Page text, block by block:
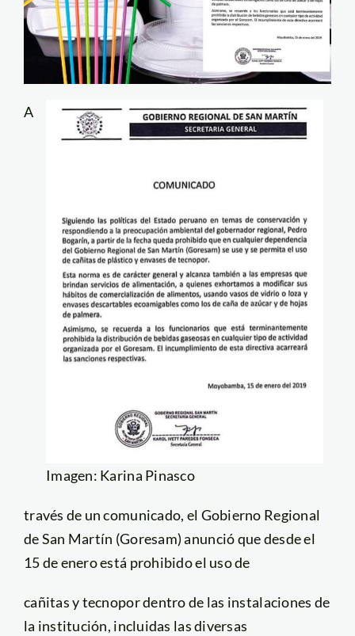
Imagen: Karina Pinasco
A
través de un comunicado, el Gobierno Regional
de San Martín (Goresam) anunció que desde el
15 de enero está prohibido el uso de
cañitas y tecnopor dentro de las instalaciones de
la institución, incluidas las diversas